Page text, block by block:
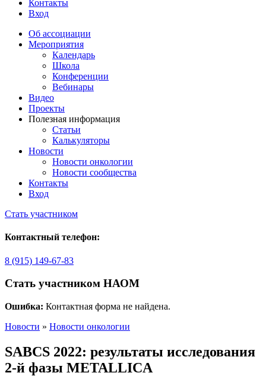
Контакты
Вход
Об ассоциации
Мероприятия
Календарь
Школа
Конференции
Вебинары
Видео
Проекты
Полезная информация
Статьи
Калькуляторы
Новости
Новости онкологии
Новости сообщества
Контакты
Вход
Стать участником
Контактный телефон:
8 (915) 149-67-83
Стать участником НАОМ
Ошибка: Контактная форма не найдена.
Новости » Новости онкологии
SABCS 2022: результаты исследования
2-й фазы METALLICA